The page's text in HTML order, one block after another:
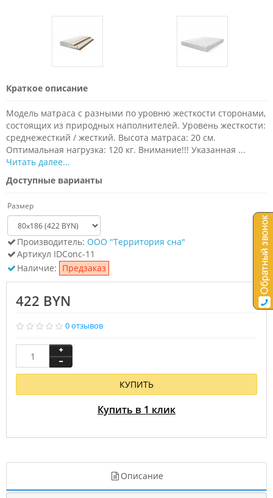
Краткое описание
Модель матраса с разными по уровню жесткости сторонами,
состоящих из природных наполнителей. Уровень жесткости:
среднежесткий / жесткий. Высота матраса: 20 см.
Оптимальная нагрузка: 120 кг. Внимание!!! Указанная ...
Читать далее...
Доступные варианты
Размер
Производитель: ООО "Территория сна"
Артикул IDСonc-11
Наличие: Предзаказ
422 BYN
0 отзывов
КУПИТЬ
Купить в 1 клик
Описание